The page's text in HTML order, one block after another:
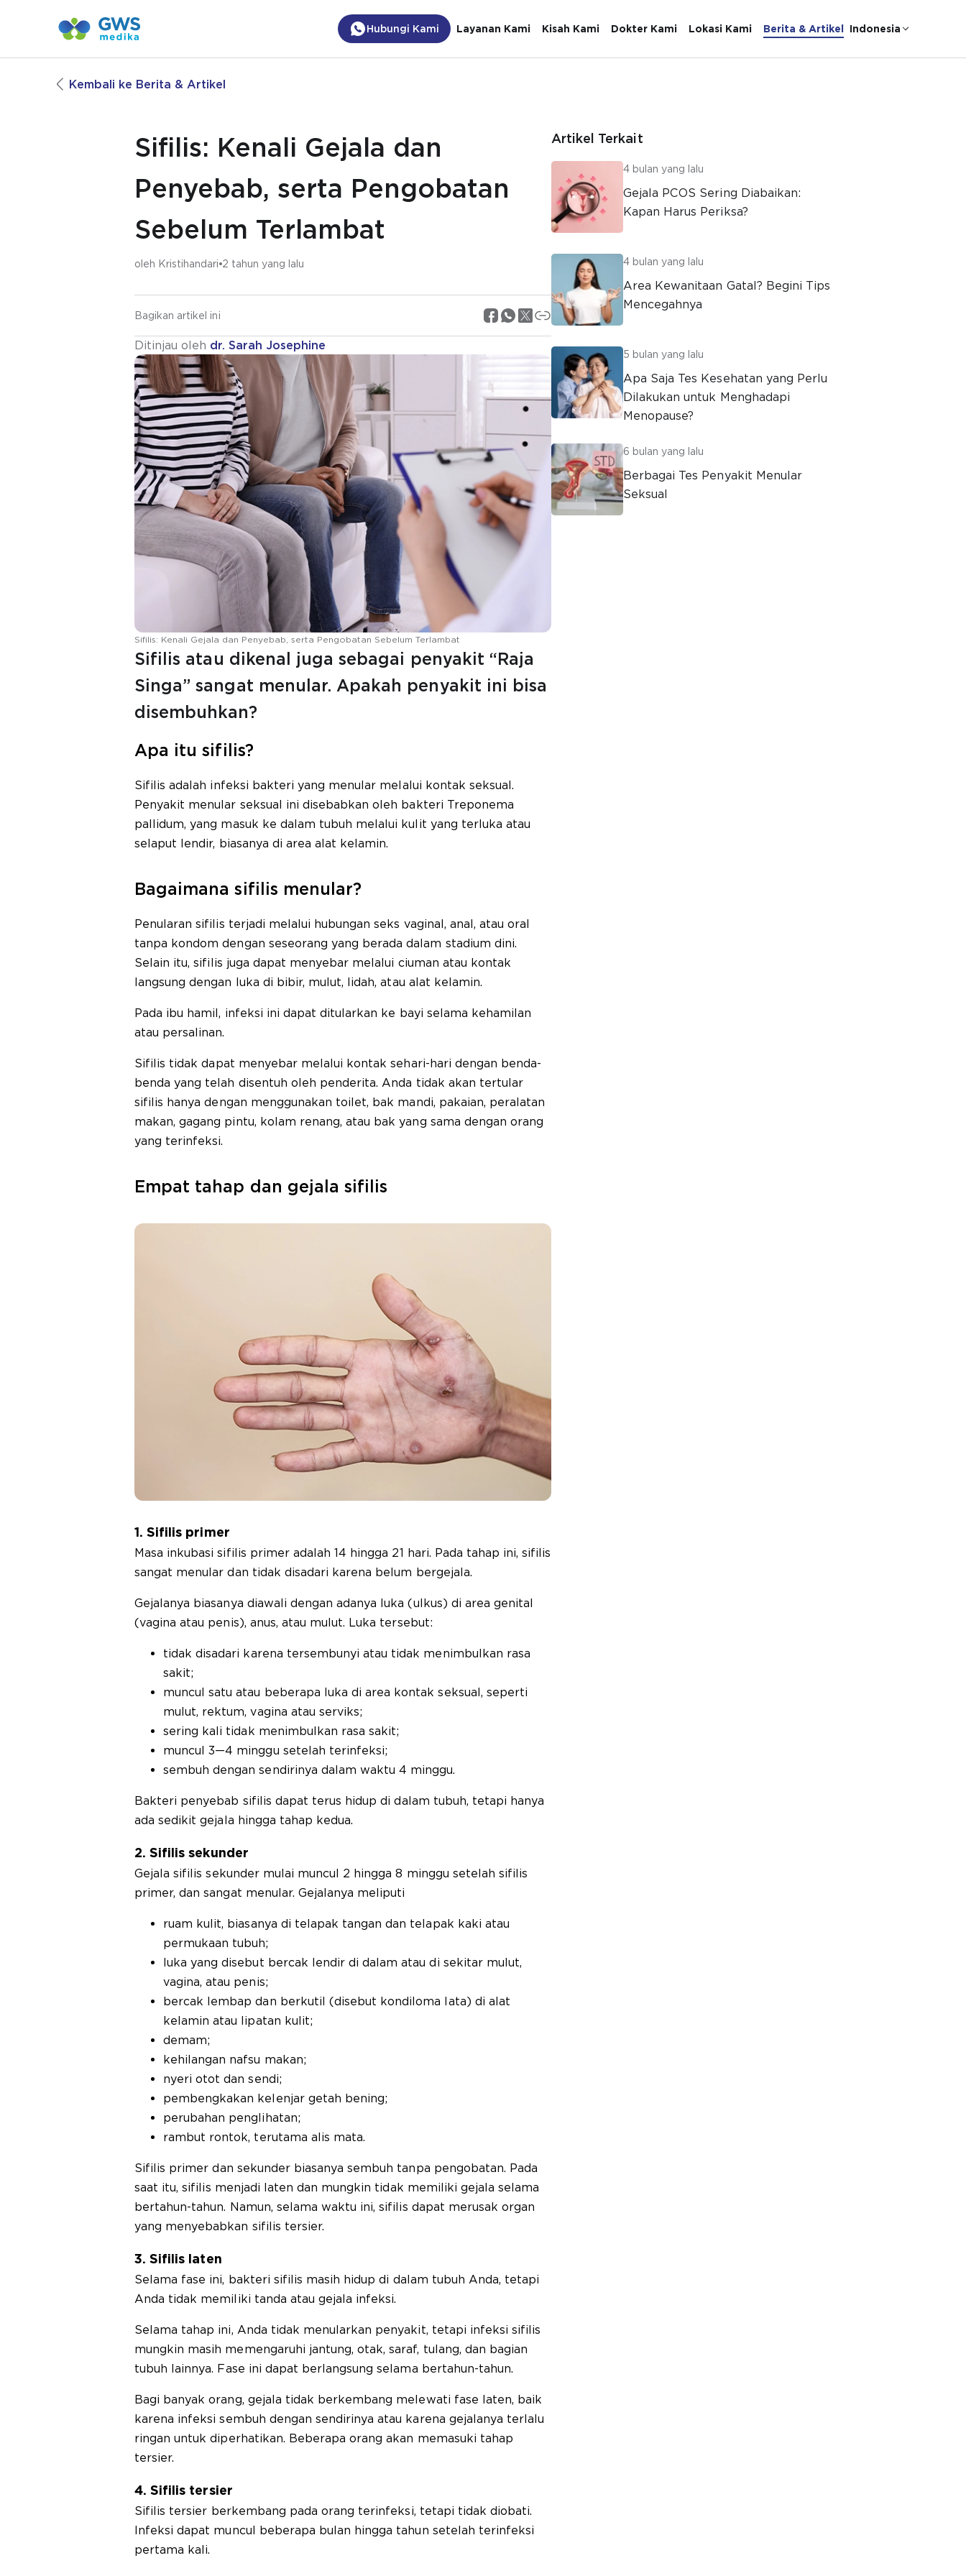
Hubungi Kami Layanan Kami Kisah Kami Dokter Kami Lokasi Kami Berita & Artikel Indonesia
Kembali ke Berita & Artikel
Sifilis: Kenali Gejala dan
Penyebab, serta Pengobatan
Sebelum Terlambat
oleh Kristihandari 2 tahun yang lalu
Bagikan artikel ini
Ditinjau oleh dr. Sarah Josephine
Sifilis: Kenali Gejala dan Penyebab, serta Pengobatan Sebelum Terlambat
Sifilis atau dikenal juga sebagai penyakit “Raja
Singa” sangat menular. Apakah penyakit ini bisa
disembuhkan?
Apa itu sifilis?
Sifilis adalah infeksi bakteri yang menular melalui kontak seksual.
Penyakit menular seksual ini disebabkan oleh bakteri Treponema
pallidum, yang masuk ke dalam tubuh melalui kulit yang terluka atau
selaput lendir, biasanya di area alat kelamin.
Bagaimana sifilis menular?
Penularan sifilis terjadi melalui hubungan seks vaginal, anal, atau oral
tanpa kondom dengan seseorang yang berada dalam stadium dini.
Selain itu, sifilis juga dapat menyebar melalui ciuman atau kontak
langsung dengan luka di bibir, mulut, lidah, atau alat kelamin.
Pada ibu hamil, infeksi ini dapat ditularkan ke bayi selama kehamilan
atau persalinan.
Sifilis tidak dapat menyebar melalui kontak sehari-hari dengan benda-
benda yang telah disentuh oleh penderita. Anda tidak akan tertular
sifilis hanya dengan menggunakan toilet, bak mandi, pakaian, peralatan
makan, gagang pintu, kolam renang, atau bak yang sama dengan orang
yang terinfeksi.
Empat tahap dan gejala sifilis
1. Sifilis primer
Masa inkubasi sifilis primer adalah 14 hingga 21 hari. Pada tahap ini, sifilis
sangat menular dan tidak disadari karena belum bergejala.
Gejalanya biasanya diawali dengan adanya luka (ulkus) di area genital
(vagina atau penis), anus, atau mulut. Luka tersebut:
tidak disadari karena tersembunyi atau tidak menimbulkan rasa
sakit;
muncul satu atau beberapa luka di area kontak seksual, seperti
mulut, rektum, vagina atau serviks;
sering kali tidak menimbulkan rasa sakit;
muncul 3—4 minggu setelah terinfeksi;
sembuh dengan sendirinya dalam waktu 4 minggu.
Bakteri penyebab sifilis dapat terus hidup di dalam tubuh, tetapi hanya
ada sedikit gejala hingga tahap kedua.
2. Sifilis sekunder
Gejala sifilis sekunder mulai muncul 2 hingga 8 minggu setelah sifilis
primer, dan sangat menular. Gejalanya meliputi
ruam kulit, biasanya di telapak tangan dan telapak kaki atau
permukaan tubuh;
luka yang disebut bercak lendir di dalam atau di sekitar mulut,
vagina, atau penis;
bercak lembap dan berkutil (disebut kondiloma lata) di alat
kelamin atau lipatan kulit;
demam;
kehilangan nafsu makan;
nyeri otot dan sendi;
pembengkakan kelenjar getah bening;
perubahan penglihatan;
rambut rontok, terutama alis mata.
Sifilis primer dan sekunder biasanya sembuh tanpa pengobatan. Pada
saat itu, sifilis menjadi laten dan mungkin tidak memiliki gejala selama
bertahun-tahun. Namun, selama waktu ini, sifilis dapat merusak organ
yang menyebabkan sifilis tersier.
3. Sifilis laten
Selama fase ini, bakteri sifilis masih hidup di dalam tubuh Anda, tetapi
Anda tidak memiliki tanda atau gejala infeksi.
Selama tahap ini, Anda tidak menularkan penyakit, tetapi infeksi sifilis
mungkin masih memengaruhi jantung, otak, saraf, tulang, dan bagian
tubuh lainnya. Fase ini dapat berlangsung selama bertahun-tahun.
Bagi banyak orang, gejala tidak berkembang melewati fase laten, baik
karena infeksi sembuh dengan sendirinya atau karena gejalanya terlalu
ringan untuk diperhatikan. Beberapa orang akan memasuki tahap
tersier.
4. Sifilis tersier
Sifilis tersier berkembang pada orang terinfeksi, tetapi tidak diobati.
Infeksi dapat muncul beberapa bulan hingga tahun setelah terinfeksi
pertama kali.
Artikel Terkait
4 bulan yang lalu
Gejala PCOS Sering Diabaikan:
Kapan Harus Periksa?
4 bulan yang lalu
Area Kewanitaan Gatal? Begini Tips
Mencegahnya
5 bulan yang lalu
Apa Saja Tes Kesehatan yang Perlu
Dilakukan untuk Menghadapi
Menopause?
6 bulan yang lalu
Berbagai Tes Penyakit Menular
Seksual